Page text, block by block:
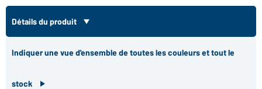
Détails du produit
Indiquer une vue d'ensemble de toutes les couleurs et tout le
stock